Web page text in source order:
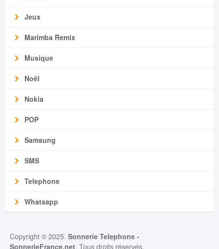
Jeux
Marimba Remix
Musique
Noël
Nokia
POP
Samsung
SMS
Telephone
Whatsapp
Copyright © 2025. Sonnerie Telephone -
SonnerieFrance.net. Tous droits réservés.